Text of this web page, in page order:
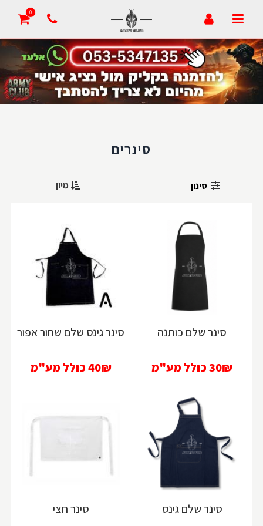
0 הבלוג של אדיב
סמלי בית ספר
טפסים
סינרים
סינון מיון
סינר שלם כותנה
30₪ כולל מע"מ
סינר גינס שלם שחור אפור
40₪כולל מע"מ
סינר שלם גינס סינר חצי